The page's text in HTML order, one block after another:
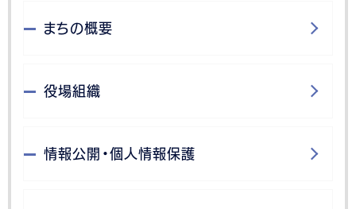
まちの概要
役場組織
情報公開・個人情報保護